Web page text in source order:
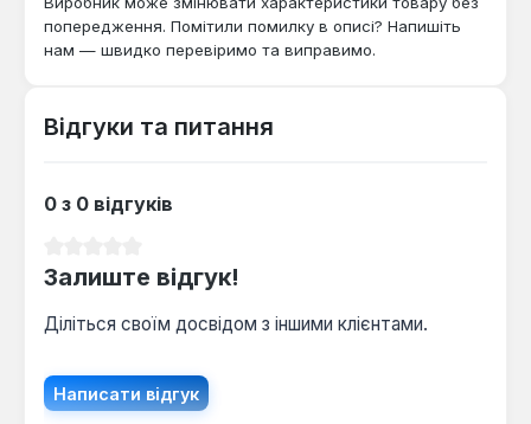
встановлення в житлових, комерційних та
промислових приміщеннях, де потрібен
ефективний та контрольований обігрів, а також
зовнішніх об'єктів.
попередження. Помітили помилку в описі? Напишіть
нам — швидко перевіримо та виправимо.
Відгуки та питання
0 з 0 відгуків
Залиште відгук!
Діліться своїм досвідом з іншими клієнтами.
Написати відгук